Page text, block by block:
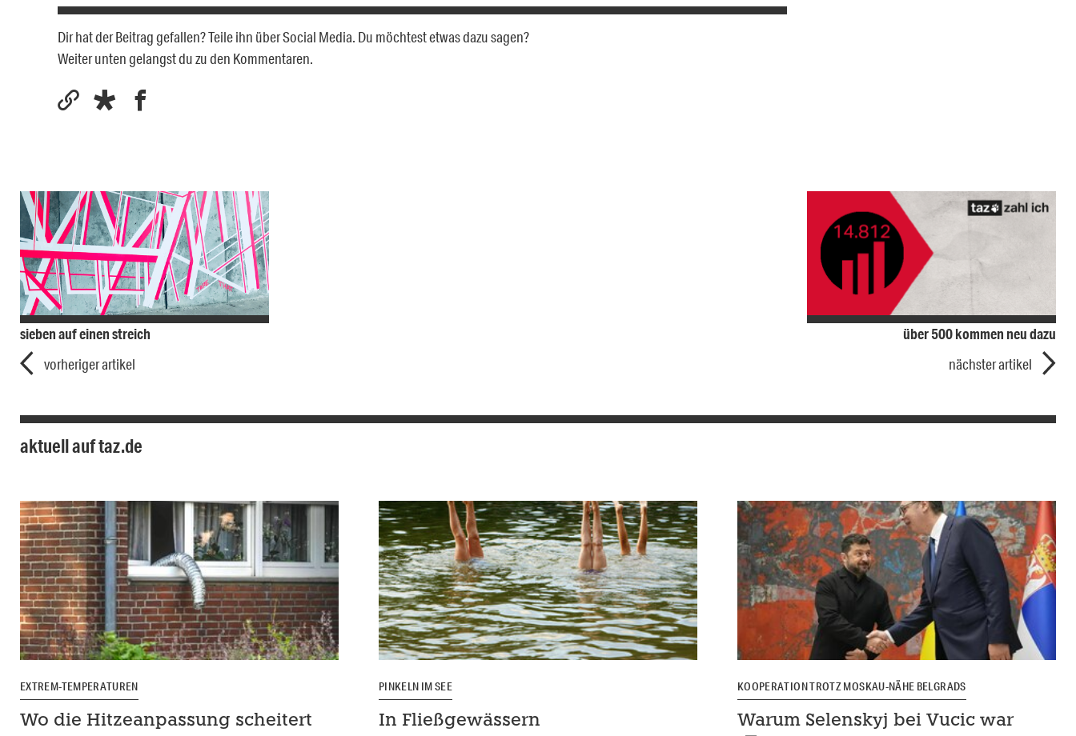
Dir hat der Beitrag gefallen? Teile ihn über Social Media. Du möchtest etwas dazu sagen?
Weiter unten gelangst du zu den Kommentaren.
sieben auf einen streich
vorheriger artikel
über 500 kommen neu dazu
nächster artikel
aktuell auf taz.de
EXTREM-TEMPERATUREN
Wo die Hitzeanpassung scheitert
PINKELN IM SEE
In Fließgewässern
KOOPERATION TROTZ MOSKAU-NÄHE BELGRADS
Warum Selenskyj bei Vucic war